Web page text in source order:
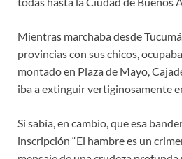
Mientras marchaba desde
provincias con sus chicos,
montado en Plaza de Mayo,
iba a extinguir vertiginosamente
Sí sabía, en cambio, que esa
inscripción “El hambre es un